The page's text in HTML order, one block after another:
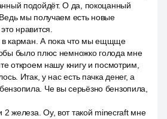
подойдёт. О да, покоцанный
мы получаем есть новые
нравится.
в карман. А пока что мы ещщще
было плюс немножко голода мне
откроем нашу книгу и посмотрим,
Итак, у нас есть пачка денег, а
Че вы серьёзно бензопила,
2 железа. Оу, вот такой minecraft мне